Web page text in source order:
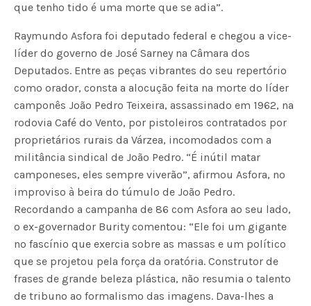
que tenho tido é uma morte que se adia”.
Raymundo Asfora foi deputado federal e chegou a vice-
líder do governo de José Sarney na Câmara dos
Deputados. Entre as peças vibrantes do seu repertório
como orador, consta a alocução feita na morte do líder
camponês João Pedro Teixeira, assassinado em 1962, na
rodovia Café do Vento, por pistoleiros contratados por
proprietários rurais da Várzea, incomodados com a
militância sindical de João Pedro. “É inútil matar
camponeses, eles sempre viverão”, afirmou Asfora, no
improviso à beira do túmulo de João Pedro.
Recordando a campanha de 86 com Asfora ao seu lado,
o ex-governador Burity comentou: “Ele foi um gigante
no fascínio que exercia sobre as massas e um político
que se projetou pela força da oratória. Construtor de
frases de grande beleza plástica, não resumia o talento
de tribuno ao formalismo das imagens. Dava-lhes a